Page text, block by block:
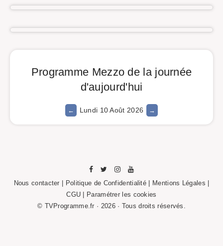
Programme Mezzo de la journée
d'aujourd'hui
Lundi 10 Août 2026
Nous contacter Politique de Confidentialité Mentions Légales
CGU |
Paramétrer les cookies
© TVProgramme.fr · 2026 · Tous droits réservés.